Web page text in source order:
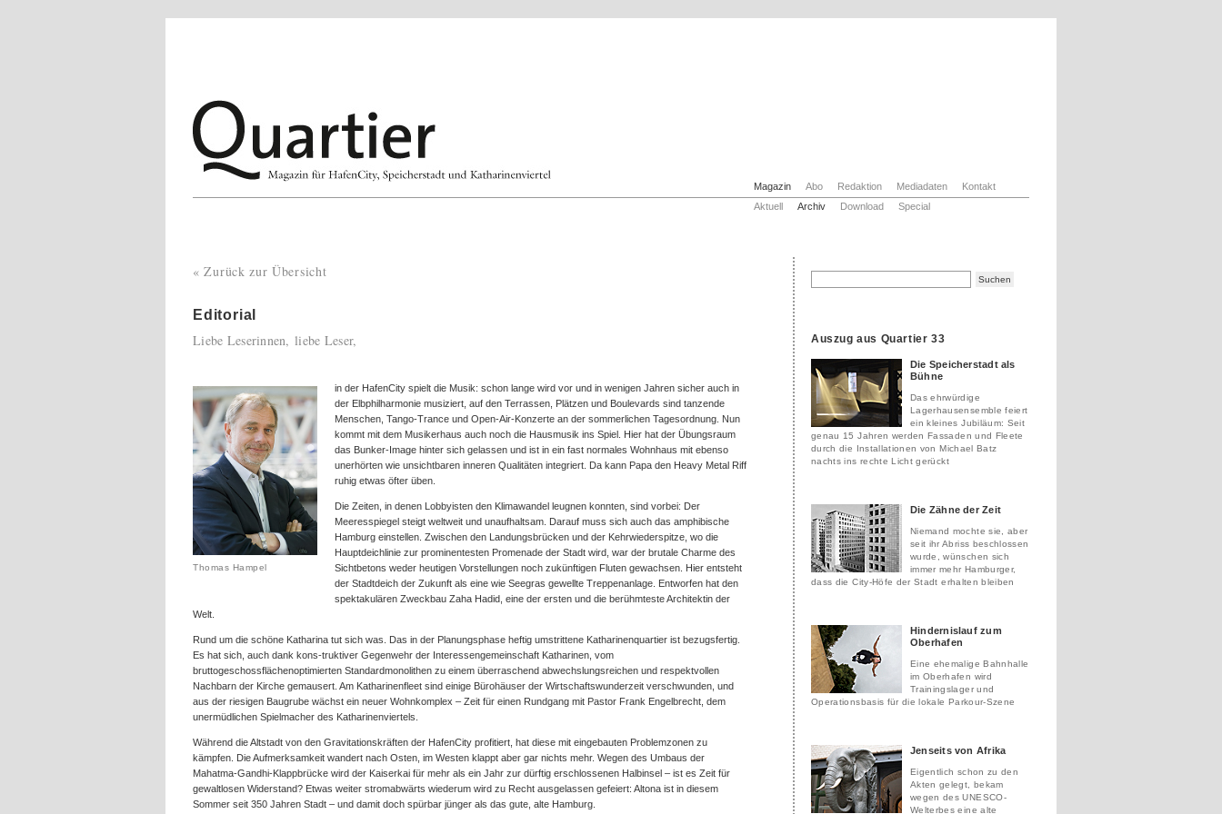
Magazin
Aktuell
Archiv Download Special
Abo Redaktion Mediadaten Kontakt
Auszug aus Quartier 33
Die Speicherstadt als
Bühne
Das ehrwürdige
Lagerhausensemble feiert
ein kleines Jubiläum: Seit
genau 15 Jahren werden Fassaden und Fleete
durch die Installationen von Michael Batz
nachts ins rechte Licht gerückt
Die Zähne der Zeit
Niemand mochte sie, aber
seit ihr Abriss beschlossen
wurde, wünschen sich
immer mehr Hamburger,
dass die City-Höfe der Stadt erhalten bleiben
Hindernislauf zum
Oberhafen
Eine ehemalige Bahnhalle
im Oberhafen wird
Trainingslager und
Operationsbasis für die lokale Parkour-Szene
Jenseits von Afrika
Eigentlich schon zu den
Akten gelegt, bekam
wegen des UNESCO-
Welterbes eine alte
« Zurück zur Übersicht
Editorial
Liebe Leserinnen, liebe Leser,
Thomas Hampel
in der HafenCity spielt die Musik: schon lange wird vor und in wenigen Jahren sicher auch in
der Elbphilharmonie musiziert, auf den Terrassen, Plätzen und Boulevards sind tanzende
Menschen, Tango-Trance und Open-Air-Konzerte an der sommerlichen Tagesordnung. Nun
kommt mit dem Musikerhaus auch noch die Hausmusik ins Spiel. Hier hat der Übungsraum
das Bunker-Image hinter sich gelassen und ist in ein fast normales Wohnhaus mit ebenso
unerhörten wie unsichtbaren inneren Qualitäten integriert. Da kann Papa den Heavy Metal Riff
ruhig etwas öfter üben.
Die Zeiten, in denen Lobbyisten den Klimawandel leugnen konnten, sind vorbei: Der
Meeresspiegel steigt weltweit und unaufhaltsam. Darauf muss sich auch das amphibische
Hamburg einstellen. Zwischen den Landungsbrücken und der Kehrwiederspitze, wo die
Hauptdeichlinie zur prominentesten Promenade der Stadt wird, war der brutale Charme des
Sichtbetons weder heutigen Vorstellungen noch zukünftigen Fluten gewachsen. Hier entsteht
der Stadtdeich der Zukunft als eine wie Seegras gewellte Treppenanlage. Entworfen hat den
spektakulären Zweckbau Zaha Hadid, eine der ersten und die berühmteste Architektin der
Welt.
Rund um die schöne Katharina tut sich was. Das in der Planungsphase heftig umstrittene Katharinenquartier ist bezugsfertig.
Es hat sich, auch dank kons-truktiver Gegenwehr der Interessengemeinschaft Katharinen, vom
bruttogeschossflächenoptimierten Standardmonolithen zu einem überraschend abwechslungsreichen und respektvollen
Nachbarn der Kirche gemausert. Am Katharinenfleet sind einige Bürohäuser der Wirtschaftswunderzeit verschwunden, und
aus der riesigen Baugrube wächst ein neuer Wohnkomplex – Zeit für einen Rundgang mit Pastor Frank Engelbrecht, dem
unermüdlichen Spielmacher des Katharinenviertels.
Während die Altstadt von den Gravitationskräften der HafenCity profitiert, hat diese mit eingebauten Problemzonen zu
kämpfen. Die Aufmerksamkeit wandert nach Osten, im Westen klappt aber gar nichts mehr. Wegen des Umbaus der
Mahatma-Gandhi-Klappbrücke wird der Kaiserkai für mehr als ein Jahr zur dürftig erschlossenen Halbinsel – ist es Zeit für
gewaltlosen Widerstand? Etwas weiter stromabwärts wiederum wird zu Recht ausgelassen gefeiert: Altona ist in diesem
Sommer seit 350 Jahren Stadt – und damit doch spürbar jünger als das gute, alte Hamburg.